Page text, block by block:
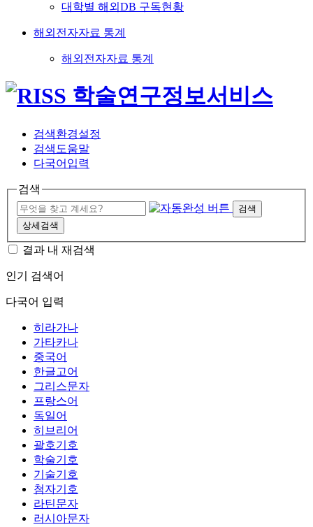
대학별 해외DB 구독현황
해외전자자료 통계
해외전자자료 통계
검색환경설정
검색도움말
다국어입력
검색
검색
상세검색
결과 내 재검색
인기 검색어
다국어 입력
히라가나
가타카나
중국어
한글고어
그리스문자
프랑스어
독일어
히브리어
괄호기호
학술기호
기술기호
첨자기호
라틴문자
러시아문자